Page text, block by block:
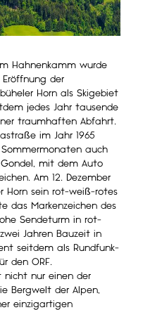
Hahnenkamm wurde
Eröffnung der
Horn als Skigebiet
jedes Jahr tausende
traumhaften Abfahrt.
im Jahr 1965
auch
mit dem Auto
Am 12. Dezember
Horn sein rot-weiß-rotes
das Markenzeichen des
Sendeturm in rot-
Jahren Bauzeit in
seitdem als Rundfunk-
den ORF.
nicht nur einen der
Bergwelt der Alpen,
einzigartigen